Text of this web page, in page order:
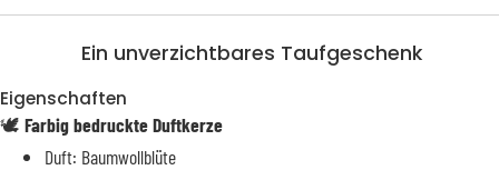
Ein unverzichtbares Taufgeschenk
Eigenschaften
🕊️ Farbig bedruckte Duftkerze
Duft: Baumwollblüte